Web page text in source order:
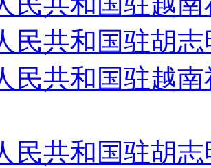
民共和国驻胡
民共和国驻越
民共和国驻胡